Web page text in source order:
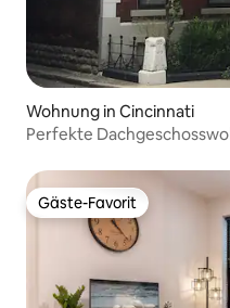
Wohnung in Cincinnati
Perfekte
Gäste-Favorit
Gäste-Favorit